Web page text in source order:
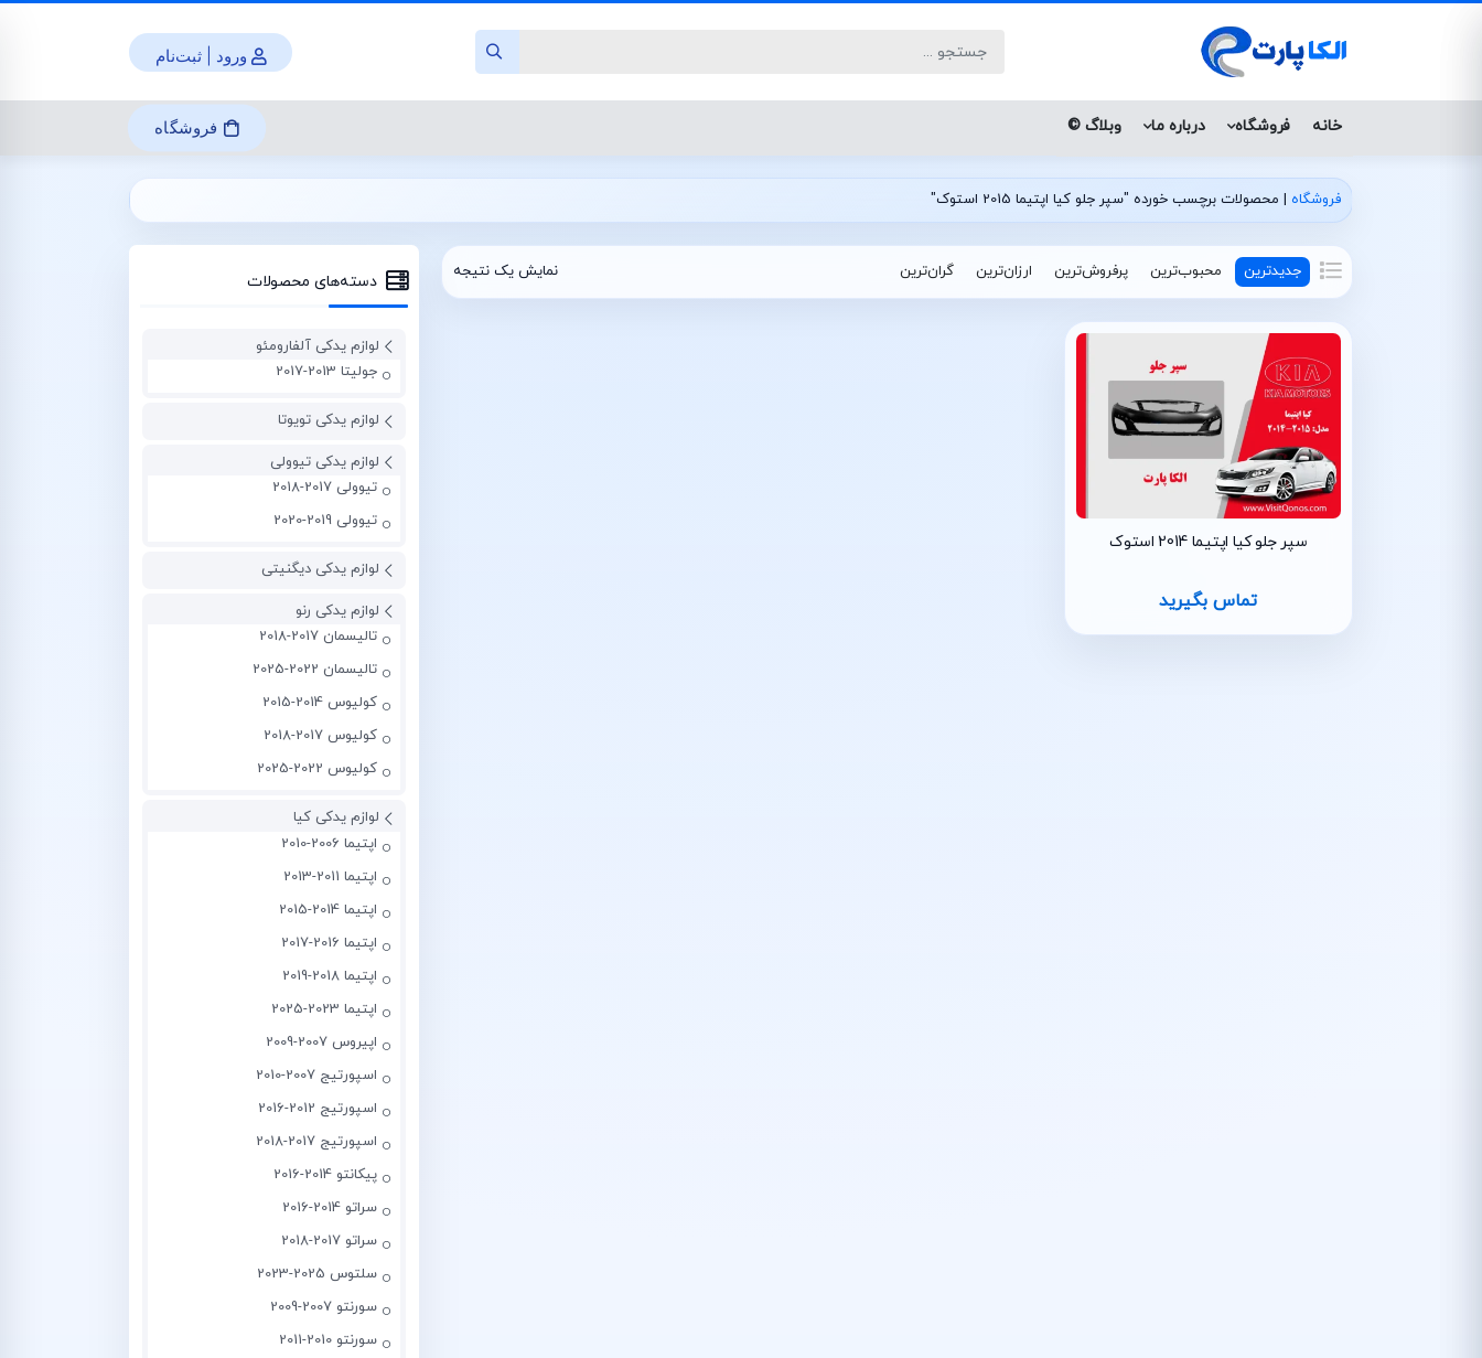
ورود | ثبت‌نام
خانه فروشگاه درباره ما وبلاگ © فروشگاه
فروشگاه | محصولات برچسب خورده "سپر جلو کیا اپتیما 2015 استوک"
جدیدترین محبوب‌ترین پرفروش‌ترین ارزان‌ترین گران‌ترین نمایش یک نتیجه
سپر جلو کیا اپتیما 2014 استوک
تماس بگیرید
دسته‌های محصولات
لوازم یدکی آلفارومئو
جولیتا 2013-2017
لوازم یدکی تویوتا
لوازم یدکی تیوولی
تیوولی 2017-2018
تیوولی 2019-2020
لوازم یدکی دیگنیتی
لوازم یدکی رنو
تالیسمان 2017-2018
تالیسمان 2022-2025
کولیوس 2014-2015
کولیوس 2017-2018
کولیوس 2022-2025
لوازم یدکی کیا
اپتیما 2006-2010
اپتیما 2011-2013
اپتیما 2014-2015
اپتیما 2016-2017
اپتیما 2018-2019
اپتیما 2023-2025
اپیروس 2007-2009
اسپورتیج 2007-2010
اسپورتیج 2012-2016
اسپورتیج 2017-2018
پیکانتو 2014-2016
سراتو 2014-2016
سراتو 2017-2018
سلتوس 2025-2023
سورنتو 2007-2009
سورنتو 2010-2011